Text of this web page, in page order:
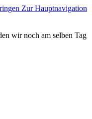
Zur Hauptnavigation
wir noch am selben Tag